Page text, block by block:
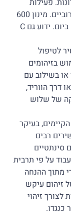
טובה בתכשיר כנגד חיידקים אנארוביים ואארוביים. מינון 600
מ"ג עד 1,800 מ"ג ליום בחלוקה של 4 פעמים ביום. ידוע גם C
לטיפול
בזיהומים
בשילוב עם
דרך הווריד,
ליום בחלוקה של שלוש
בעיקר
רבים
סינתטיים
על פי תרבית
מתוך ההנחה
זיהום עיקש
זיהוי
כנגדו.